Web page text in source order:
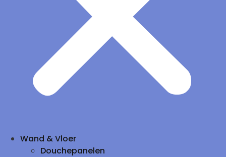
Wand & Vloer
Douchepanelen